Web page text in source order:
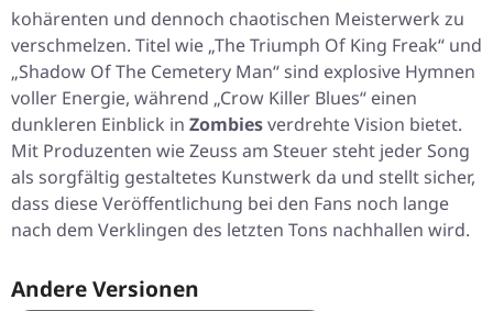
kohärenten und dennoch chaotischen Meisterwerk zu
verschmelzen. Titel wie „The Triumph Of King Freak“ und
„Shadow Of The Cemetery Man“ sind explosive Hymnen
voller Energie, während „Crow Killer Blues“ einen
dunkleren Einblick in Zombiesverdrehte Vision bietet.
Mit Produzenten wie Zeuss am Steuer steht jeder Song
als sorgfältig gestaltetes Kunstwerk da und stellt sicher,
dass diese Veröffentlichung bei den Fans noch lange
nach dem Verklingen des letzten Tons nachhallen wird.
Andere Versionen